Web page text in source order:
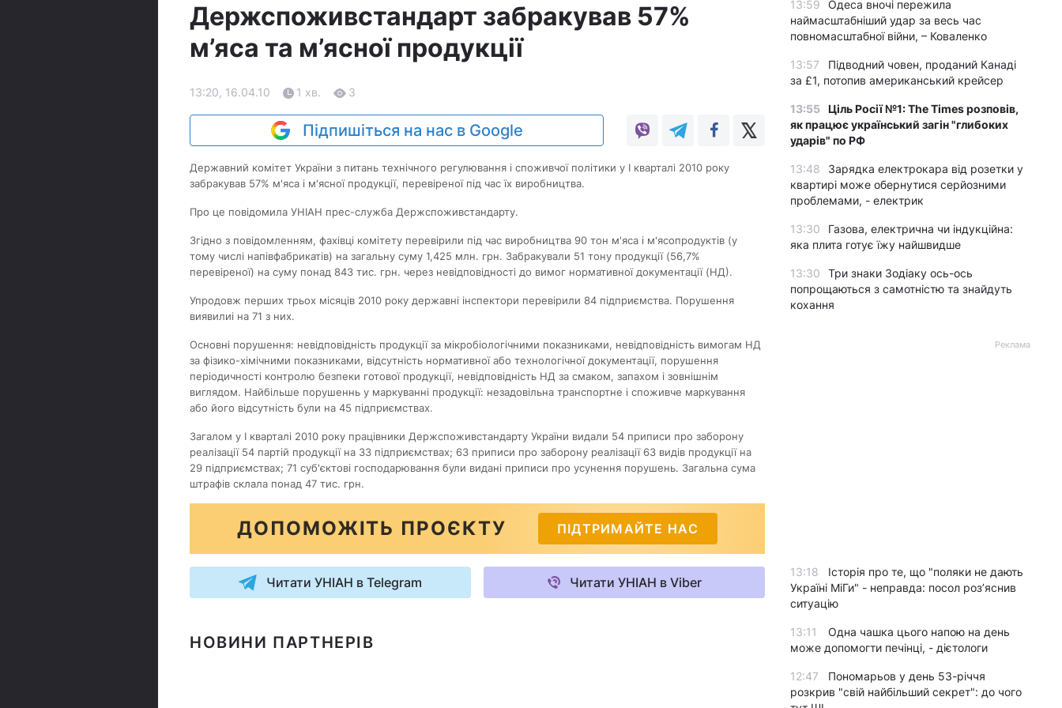
Держспоживстандарт забракував 57%
м’яса та м’ясної продукції
13:20, 16.04.10 1 хв. 3
Підпишіться на нас в Google
Державний комітет України з питань технічного регулювання і споживчої політики у І кварталі 2010 року
забракував 57% м'яса і м'ясної продукції, перевіреної під час їх виробництва.
Про це повідомила УНІАН прес-служба Держспоживстандарту.
Згідно з повідомленням, фахівці комітету перевірили під час виробництва 90 тон м'яса і м'ясопродуктів (у
тому числі напівфабрикатів) на загальну суму 1,425 млн. грн. Забракували 51 тону продукції (56,7%
перевіреної) на суму понад 843 тис. грн. через невідповідності до вимог нормативної документації (НД).
Упродовж перших трьох місяців 2010 року державні інспектори перевірили 84 підприємства. Порушення
виявилиі на 71 з них.
Основні порушення: невідповідність продукції за мікробіологічними показниками, невідповідність вимогам НД
за фізико-хімічними показниками, відсутність нормативної або технологічної документації, порушення
періодичності контролю безпеки готової продукції, невідповідність НД за смаком, запахом і зовнішнім
виглядом. Найбільше порушеннь у маркуванні продукції: незадовільна транспортне і споживче маркування
або його відсутність були на 45 підприємствах.
Загалом у І кварталі 2010 року працівники Держспоживстандарту України видали 54 приписи про заборону
реалізації 54 партій продукції на 33 підприємствах; 63 приписи про заборону реалізації 63 видів продукції на
29 підприємствах; 71 суб'єктові господарювання були видані приписи про усунення порушень. Загальна сума
штрафів склала понад 47 тис. грн.
ДОПОМОЖІТЬ ПРОЄКТУ ПІДТРИМАЙТЕ НАС
Читати УНІАН в Telegram Читати УНІАН в Viber
НОВИНИ ПАРТНЕРІВ
13:59
Одеса вночі пережила
наймасштабніший удар за весь час
повномасштабної війни, – Коваленко
13:57
Підводний човен, проданий Канаді
за £1, потопив американський крейсер
13:55 Ціль Росії №1: The Times розповів,
як працює український загін "глибоких
ударів" по РФ
13:48
Зарядка електрокара від розетки у
квартирі може обернутися серйозними
проблемами, - електрик
13:30
Газова, електрична чи індукційна:
яка плита готує їжу найшвидше
13:30
Три знаки Зодіаку ось-ось
попрощаються з самотністю та знайдуть
кохання
Реклама
13:18
Історія про те, що "поляки не дають
Україні МіГи" - неправда: посол роз’яснив
ситуацію
13:11
Одна чашка цього напою на день
може допомогти печінці, - дієтологи
12:47
Пономарьов у день 53-річчя
розкрив "свій найбільший секрет": до чого